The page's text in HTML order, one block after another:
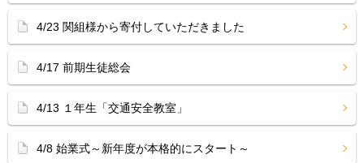
4/23 関組様から寄付していただきました
4/17 前期生徒総会
4/13 １年生「交通安全教室」
4/8 始業式～新年度が本格的にスタート～